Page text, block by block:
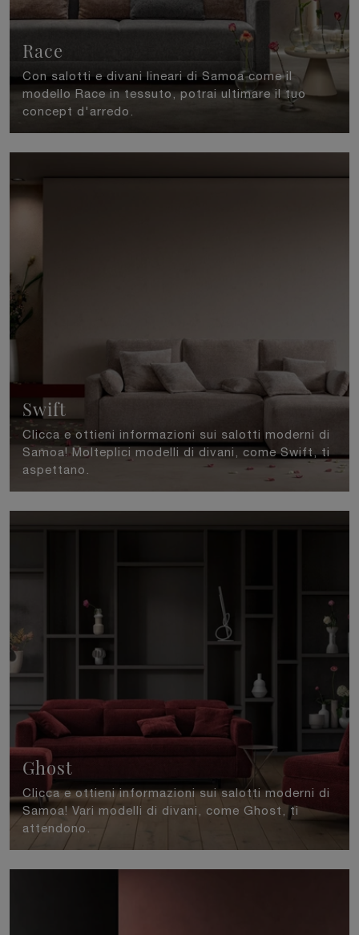
Race
Con salotti e divani lineari di Samoa come il
modello Race in tessuto, potrai ultimare il tuo
concept d'arredo.
Swift
Clicca e ottieni informazioni sui salotti moderni di
Samoa! Molteplici modelli di divani, come Swift, ti
aspettano.
Ghost
Clicca e ottieni informazioni sui salotti moderni di
Samoa! Vari modelli di divani, come Ghost, ti
attendono.